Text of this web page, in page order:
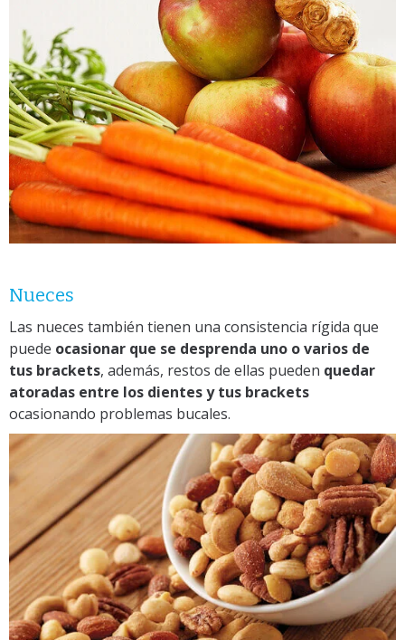
Nueces
Las nueces también tienen una consistencia rígida que
puede ocasionar que se desprenda uno o varios de
tus brackets, además, restos de ellas pueden quedar
atoradas entre los dientes y tus brackets
ocasionando problemas bucales.